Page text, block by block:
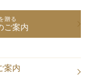
贈る
ご案内
案内